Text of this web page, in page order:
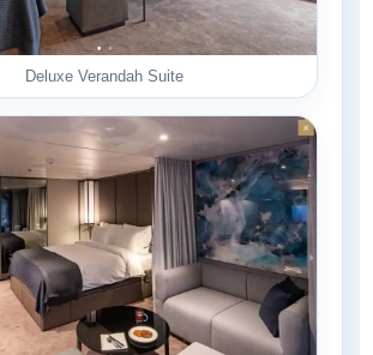
Deluxe Verandah Suite